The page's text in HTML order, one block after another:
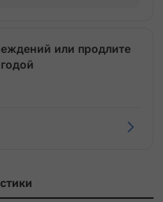
или продлите